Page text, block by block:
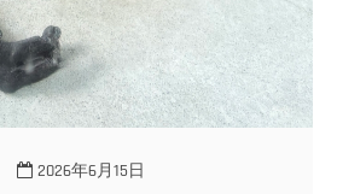
2026年6月15日